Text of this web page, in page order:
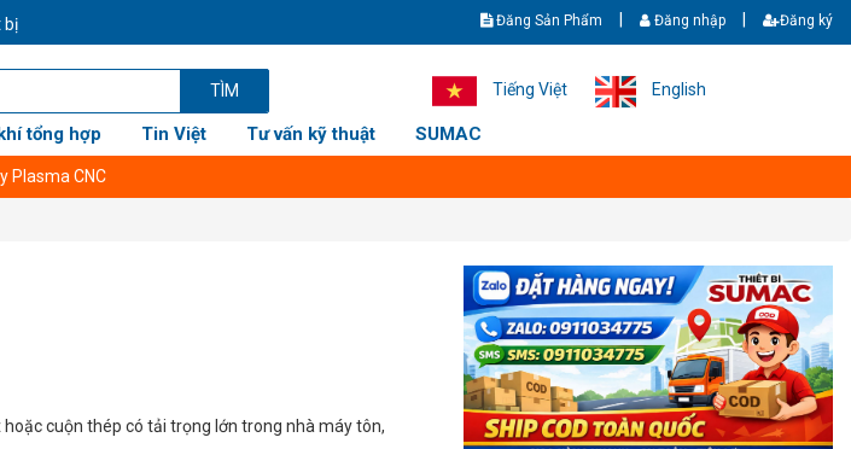
nghiệp CHÍNH HÃNG GIÁ TỐT NHẤT - Giao hàng nhanh - Ship cod toàn quốc. Hotline/zalo: +8436369588 -
Đăng Sản Phẩm Đăng nhập Đăng ký
TÌM Tiếng Việt English
tổng hợp Tin Việt Tư vấn kỹ thuật SUMAC
Plasma CNC
cuộn thép có tải trọng lớn trong nhà máy tôn,